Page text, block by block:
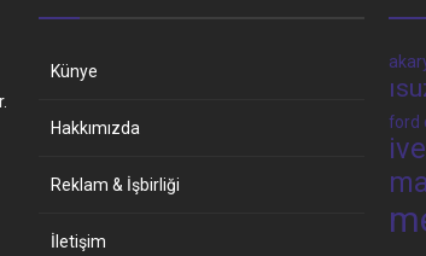
Künye
Hakkımızda
Reklam & İşbirliği
İletişim
ford